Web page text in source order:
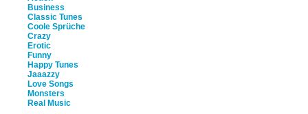
Business
Classic Tunes
Coole Sprüche
Crazy
Erotic
Funny
Happy Tunes
Jaaazzy
Love Songs
Monsters
Real Music